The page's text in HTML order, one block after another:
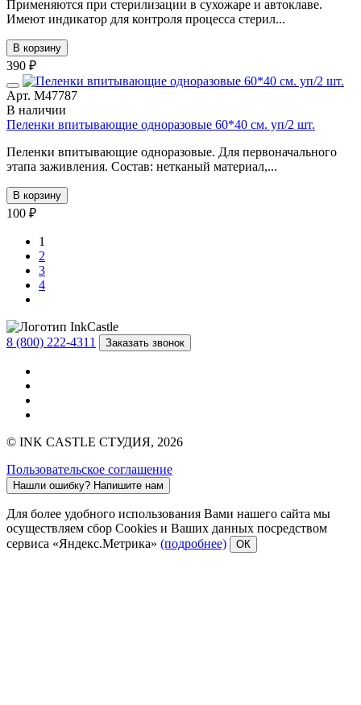
Применяются при стерилизации в сухожаре и автоклаве.
Имеют индикатор для контроля процесса стерил...
В корзину
390 ₽
Арт. М47787
В наличии
Пеленки впитывающие одноразовые 60*40 см. уп/2 шт.
Пеленки впитывающие одноразовые. Для первоначального
этапа заживления. Состав: нетканый материал,...
В корзину
100 ₽
1
2
3
4
8 (800) 222-4311 Заказать звонок
© INK CASTLE СТУДИЯ, 2026
Пользовательское соглашение
Нашли ошибку? Напишите нам
Для более удобного использования Вами нашего сайта мы
осуществляем сбор Cookies и Ваших данных посредством
сервиса «Яндекс.Метрика» (подробнее) ОК